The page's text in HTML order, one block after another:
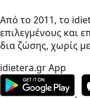
Από το 2011, το
επιλεγμένους και
δια ζώσης, χωρίς
idietera.gr App